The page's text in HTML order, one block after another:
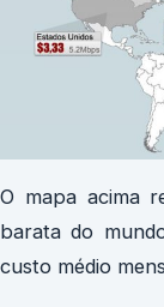
O mapa acima
barata do
custo médio